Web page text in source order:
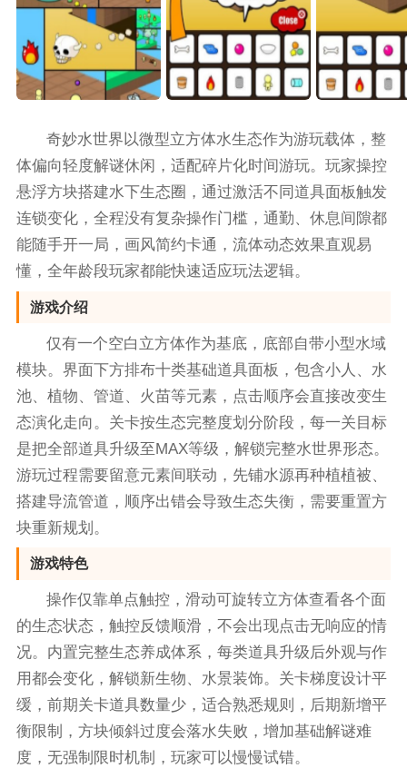
奇妙水世界以微型立方体水生态作为游玩载体，整
体偏向轻度解谜休闲，适配碎片化时间游玩。玩家操控
悬浮方块搭建水下生态圈，通过激活不同道具面板触发
连锁变化，全程没有复杂操作门槛，通勤、休息间隙都
能随手开一局，画风简约卡通，流体动态效果直观易
懂，全年龄段玩家都能快速适应玩法逻辑。
游戏介绍
仅有一个空白立方体作为基底，底部自带小型水域
模块。界面下方排布十类基础道具面板，包含小人、水
池、植物、管道、火苗等元素，点击顺序会直接改变生
态演化走向。关卡按生态完整度划分阶段，每一关目标
是把全部道具升级至MAX等级，解锁完整水世界形态。
游玩过程需要留意元素间联动，先铺水源再种植植被、
搭建导流管道，顺序出错会导致生态失衡，需要重置方
块重新规划。
游戏特色
操作仅靠单点触控，滑动可旋转立方体查看各个面
的生态状态，触控反馈顺滑，不会出现点击无响应的情
况。内置完整生态养成体系，每类道具升级后外观与作
用都会变化，解锁新生物、水景装饰。关卡梯度设计平
缓，前期关卡道具数量少，适合熟悉规则，后期新增平
衡限制，方块倾斜过度会落水失败，增加基础解谜难
度，无强制限时机制，玩家可以慢慢试错。